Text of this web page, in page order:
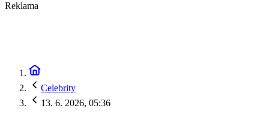
Reklama
Celebrity
13. 6. 2026, 05:36